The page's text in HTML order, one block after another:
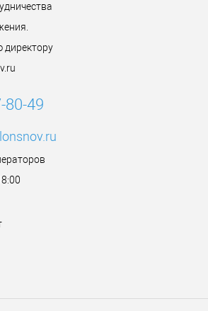
директору
80-49